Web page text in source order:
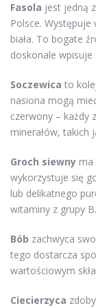
Fasola jest jedną
Polsce.
biała. To bogate
doskonale
Soczewica to
nasiona mogą
czerwony – każdy
minerałów, takich
Groch siewny ma
wykorzystuje się
lub delikatnego
witaminy z grupy B.
Bób zachwyca
tego dostarcza
wartościowym
Ciecierzyca